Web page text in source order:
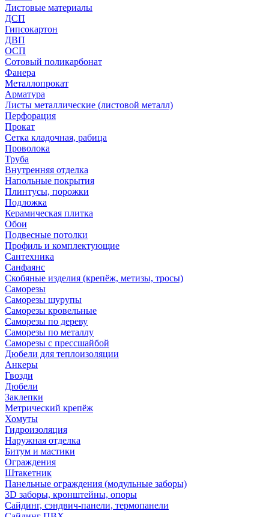
Листовые материалы
ДСП
Гипсокартон
ДВП
ОСП
Сотовый поликарбонат
Фанера
Металлопрокат
Арматура
Листы металлические (листовой металл)
Перфорация
Прокат
Сетка кладочная, рабица
Проволока
Труба
Внутренняя отделка
Напольные покрытия
Плинтусы, порожки
Подложка
Керамическая плитка
Обои
Подвесные потолки
Профиль и комплектующие
Сантехника
Санфаянс
Скобяные изделия (крепёж, метизы, тросы)
Саморезы
Саморезы шурупы
Саморезы кровельные
Саморезы по дереву
Саморезы по металлу
Саморезы с прессшайбой
Дюбели для теплоизоляции
Анкеры
Гвозди
Дюбели
Заклепки
Метрический крепёж
Хомуты
Гидроизоляция
Наружная отделка
Битум и мастики
Ограждения
Штакетник
Панельные ограждения (модульные заборы)
3D заборы, кронштейны, опоры
Cайдинг, сэндвич-панели, термопанели